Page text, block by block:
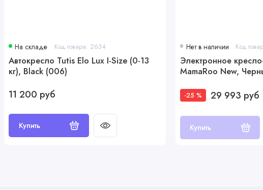
На складе Код товара: 2634
Автокресло Tutis Elo Lux I-Size (0-13
кг), Black (006)
11 200 руб
Купить
Нет в наличии Код
Электронное
MamaRoo New,
-25 % 29 993 руб
Купить